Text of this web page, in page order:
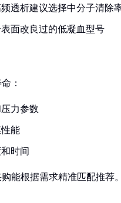
频透析建议选择中分子清除
面改良过的低凝血型号
：
力参数
能
时间
能根据需求精准匹配推荐